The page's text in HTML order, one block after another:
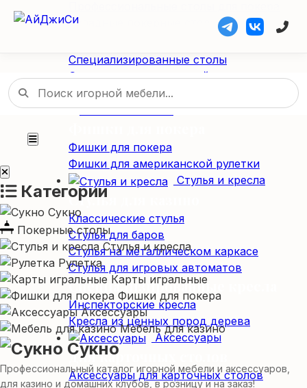
Складные покерные столы
Специализированные столы
Специализированные столы
Столы для американской рулетки
Столы из массива дерева
Фишки / Жетоны
Фишки для покера
Фишки для американской рулетки
Стулья и кресла
Стулья для казино
Классические стулья
Стулья для баров
Стулья на металлическом каркасе
Стулья для игровых автоматов
Специализированные кресла
Инспекторские кресла
Кресла из ценных пород дерева
Аксессуары
Для карточных столов
Аксессуары для карточных столов
Категории
Сукно
Покерные столы
Стулья и кресла
Рулетка
Карты игральные
Фишки для покера
Аксессуары
Мебель для казино
Сукно
Профессиональный каталог игорной мебели и аксессуаров,
для казино и домашних клубов, в розницу и на заказ!